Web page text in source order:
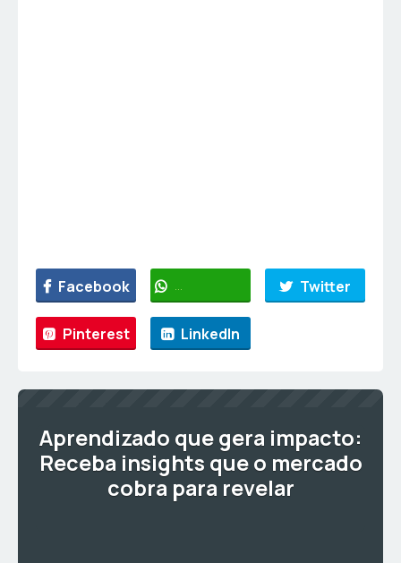
Facebook WhatsApp Twitter
Pinterest LinkedIn
Aprendizado que gera impacto:
Receba insights que o mercado
cobra para revelar